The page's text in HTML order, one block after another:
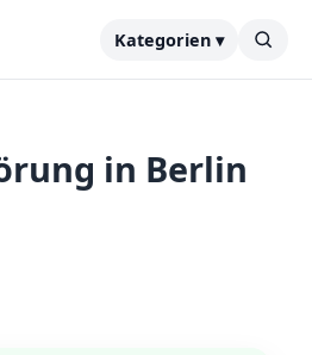
Kategorien ▾
in Berlin